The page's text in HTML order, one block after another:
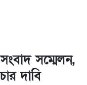
সম্মেলন,
দাবি